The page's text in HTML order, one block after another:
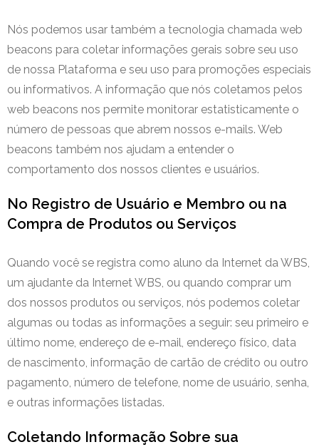
Nós podemos usar também a tecnologia chamada web
beacons para coletar informações gerais sobre seu uso
de nossa Plataforma e seu uso para promoções especiais
ou informativos. A informação que nós coletamos pelos
web beacons nos permite monitorar estatisticamente o
número de pessoas que abrem nossos e-mails. Web
beacons também nos ajudam a entender o
comportamento dos nossos clientes e usuários.
No Registro de Usuário e Membro ou na
Compra de Produtos ou Serviços
Quando você se registra como aluno da Internet da WBS,
um ajudante da Internet WBS, ou quando comprar um
dos nossos produtos ou serviços, nós podemos coletar
algumas ou todas as informações a seguir: seu primeiro e
último nome, endereço de e-mail, endereço físico, data
de nascimento, informação de cartão de crédito ou outro
pagamento, número de telefone, nome de usuário, senha,
e outras informações listadas.
Coletando Informação Sobre sua